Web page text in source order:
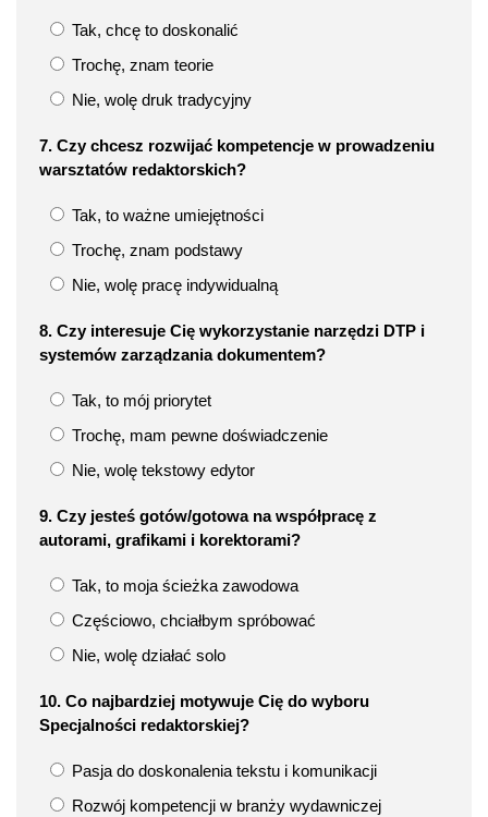
Tak, chcę to doskonalić
Trochę, znam teorie
Nie, wolę druk tradycyjny
7. Czy chcesz rozwijać kompetencje w prowadzeniu
warsztatów redaktorskich?
Tak, to ważne umiejętności
Trochę, znam podstawy
Nie, wolę pracę indywidualną
8. Czy interesuje Cię wykorzystanie narzędzi DTP i
systemów zarządzania dokumentem?
Tak, to mój priorytet
Trochę, mam pewne doświadczenie
Nie, wolę tekstowy edytor
9. Czy jesteś gotów/gotowa na współpracę z
autorami, grafikami i korektorami?
Tak, to moja ścieżka zawodowa
Częściowo, chciałbym spróbować
Nie, wolę działać solo
10. Co najbardziej motywuje Cię do wyboru
Specjalności redaktorskiej?
Pasja do doskonalenia tekstu i komunikacji
Rozwój kompetencji w branży wydawniczej